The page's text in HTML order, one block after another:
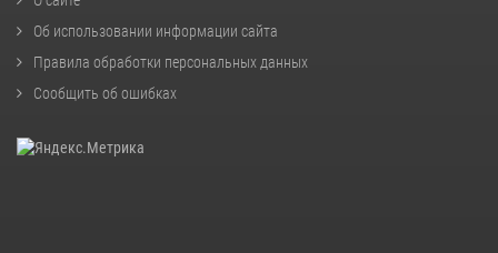
Об использовании информации сайта
Правила обработки персональных данных
Сообщить об ошибках